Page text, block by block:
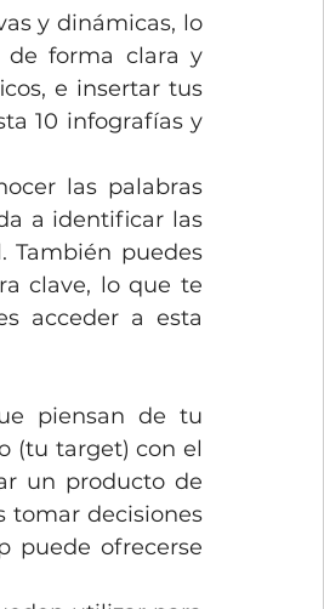
y dinámicas, lo
de forma clara y
e insertar tus
10 infografías y
las palabras
a identificar las
También puedes
clave, lo que te
acceder a esta
piensan de tu
(tu target) con el
un producto de
tomar decisiones
puede ofrecerse